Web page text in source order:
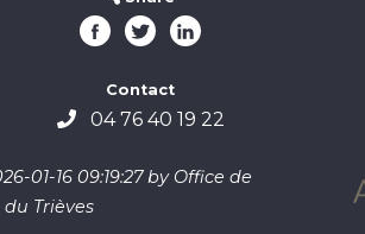
Contact
04 76 40 19 22
01-16 09:19:27 by Office de
du Trièves